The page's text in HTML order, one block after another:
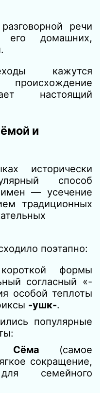
речи
его домашних,
кажутся
настоящий
и
исторически
способ
имен — усечение
традиционных
поэтапно:
формы
согласный «-
особой теплоты
-ушк-.
популярные
(самое
сокращение,
семейного